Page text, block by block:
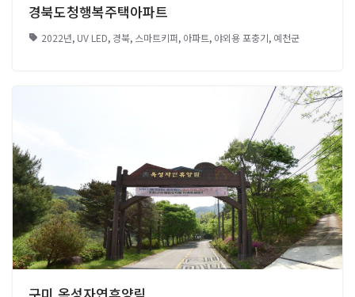
경북도청행복주택아파트
2022년, UV LED, 경북, 스마트키퍼, 아파트, 야외용 포충기, 예천군